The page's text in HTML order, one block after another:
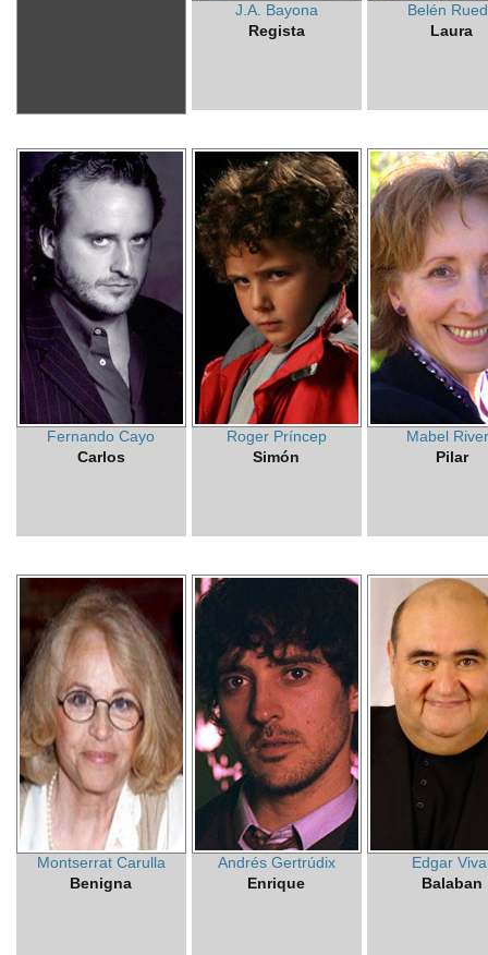
J.A. Bayona
Regista
Belén
Laura
Fernando Cayo
Carlos
Roger Príncep
Simón
Mabel
Pilar
Montserrat Carulla
Benigna
Andrés Gertrúdix
Enrique
Edgar
Balaban